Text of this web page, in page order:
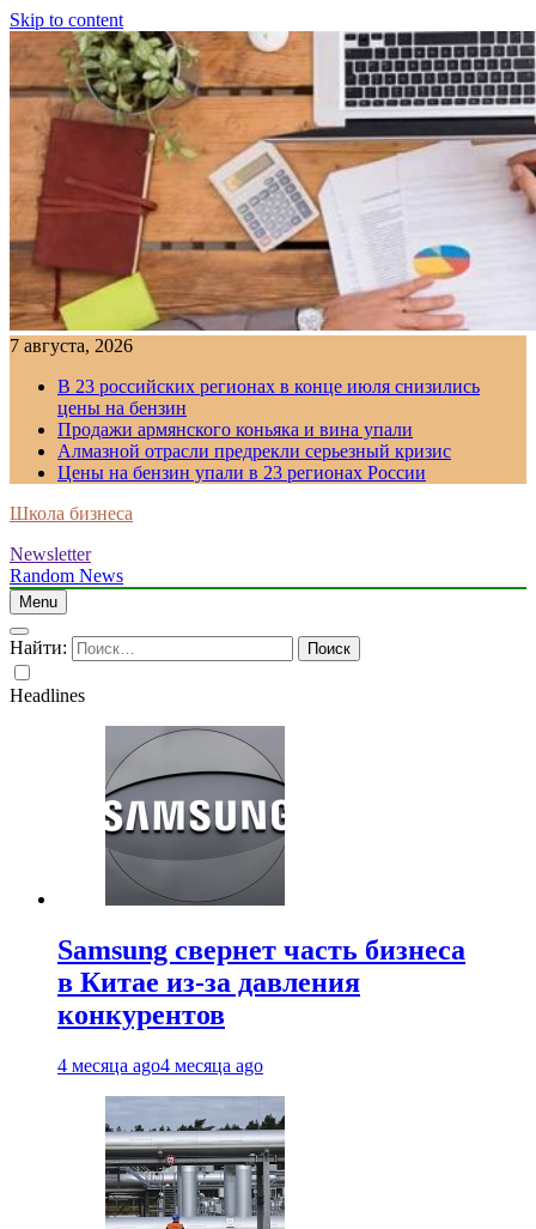
Skip to content
7 августа, 2026
В 23 российских регионах в конце июля снизились
цены на бензин
Продажи армянского коньяка и вина упали
Алмазной отрасли предрекли серьезный кризис
Цены на бензин упали в 23 регионах России
Школа бизнеса
Newsletter
Random News
Menu
Найти:
Headlines
Samsung свернет часть бизнеса
в Китае из-за давления
конкурентов
4 месяца ago4 месяца ago